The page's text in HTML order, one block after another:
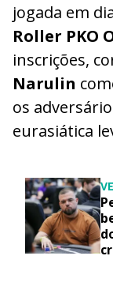
jogada em
Roller PKO
inscrições,
Narulin
os
eurasiática